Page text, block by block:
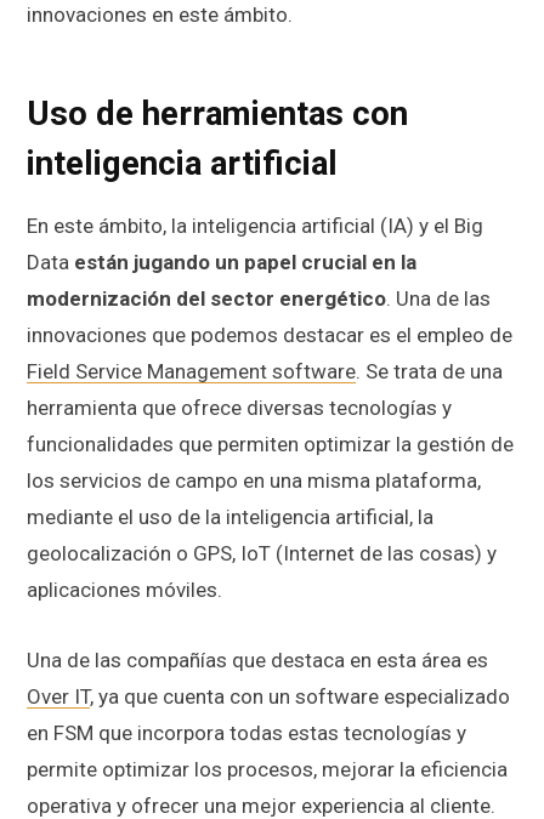
innovaciones en este ámbito.
Uso de herramientas con
inteligencia artificial
En este ámbito, la inteligencia artificial (IA) y el Big
Data están jugando un papel crucial en la
modernización del sector energético. Una de las
innovaciones que podemos destacar es el empleo de
Field Service Management software. Se trata de una
herramienta que ofrece diversas tecnologías y
funcionalidades que permiten optimizar la gestión de
los servicios de campo en una misma plataforma,
mediante el uso de la inteligencia artificial, la
geolocalización o GPS, IoT (Internet de las cosas) y
aplicaciones móviles.
Una de las compañías que destaca en esta área es
Over IT, ya que cuenta con un software especializado
en FSM que incorpora todas estas tecnologías y
permite optimizar los procesos, mejorar la eficiencia
operativa y ofrecer una mejor experiencia al cliente.